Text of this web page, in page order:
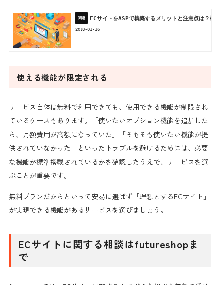
ECサイトをASPで構築するメリットと注意点は？構
2018-01-16
使える機能が限定される
サービス自体は無料で利用できても、使用できる機能が制限され
ているケースもあります。「使いたいオプション機能を追加した
ら、月額費用が高額になっていた」「そもそも使いたい機能が提
供されていなかった」といったトラブルを避けるためには、必要
な機能が標準搭載されているかを確認したうえで、サービスを選
ぶことが重要です。
無料プランだからといって安易に選ばず「理想とするECサイト」
が実現できる機能があるサービスを選びましょう。
ECサイトに関する相談はfutureshopま
で